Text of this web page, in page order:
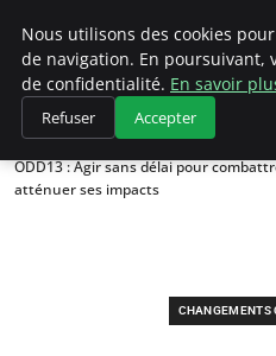
Accueil
Changements climatiques
ODD13 : Agir sans délai pour
atténuer ses impacts
CHANGEMENTS
Nous utilisons des cookies
de navigation. En poursuivant,
de confidentialité. En savoir
Refuser Accepter